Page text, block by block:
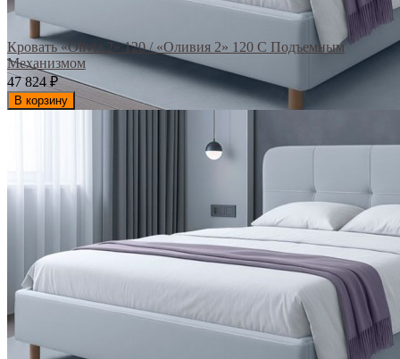
Кровать «Olivia 2» 120 / «Оливия 2» 120 С Подъемным
Механизмом
47 824 ₽
В корзину